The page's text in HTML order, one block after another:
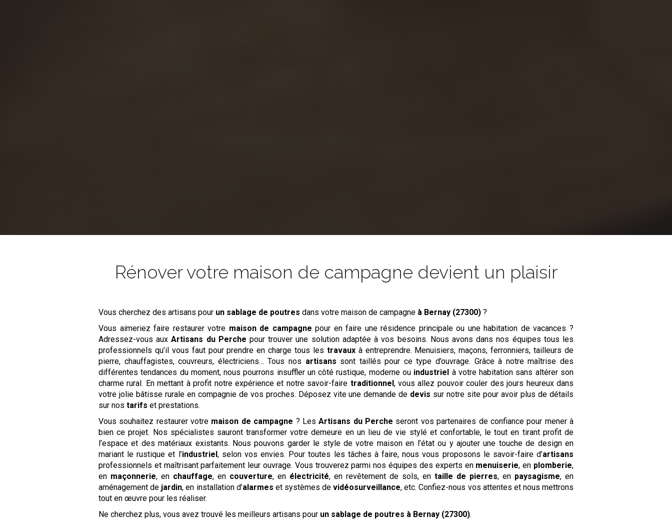
Rénover votre maison de campagne devient un plaisir
Vous cherchez des artisans pour un sablage de poutres dans votre maison de campagne à Bernay (27300) ?
Vous aimeriez faire restaurer votre maison de campagne pour en faire une résidence principale ou une habitation de vacances ?
Adressez-vous auxArtisans du Perche pour trouver une solution adaptée à vos besoins. Nous avons dans nos équipes tous les
professionnels qu’il vous faut pour prendre en charge tous les travauxà entreprendre. Menuisiers, maçons, ferronniers, tailleurs de
pierre, chauffagistes, couvreurs, électriciens… Tous nos artisans sont taillés pour ce type d’ouvrage. Grâce à notre maîtrise des
différentes tendances du moment, nous pourrons insuffler un côté rustique, moderne ou industriel à votre habitation sans altérer son
charme rural. En mettant à profit notre expérience et notre savoir-faire traditionnel, vous allez pouvoir couler des jours heureux dans
votre jolie bâtisse rurale en compagnie de vos proches. Déposez vite une demande de devis sur notre site pour avoir plus de détails
sur nostarifs et prestations.
Vous souhaitez restaurer votre maison de campagne ? LesArtisans du Perche seront vos partenaires de confiance pour mener à
bien ce projet. Nos spécialistes sauront transformer votre demeure en un lieu de vie stylé et confortable, le tout en tirant profit de
l’espace et des matériaux existants. Nous pouvons garder le style de votre maison en l’état ou y ajouter une touche de design en
mariant le rustique et l’industriel, selon vos envies. Pour toutes les tâches à faire, nous vous proposons le savoir-faire d’artisans
professionnels et maîtrisant parfaitement leur ouvrage. Vous trouverez parmi nos équipes des experts en menuiserie, en plomberie,
en maçonnerie, en chauffage, en couverture, en électricité, en revêtement de sols, en taille de pierres, en paysagisme, en
aménagement de jardin, en installation d’alarmes et systèmes devidéosurveillance, etc. Confiez-nous vos attentes et nous mettrons
tout en œuvre pour les réaliser.
Ne cherchez plus, vous avez trouvé les meilleurs artisans pour un sablage de poutres à Bernay (27300).